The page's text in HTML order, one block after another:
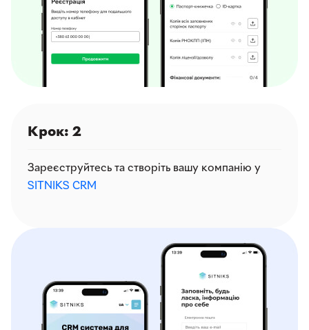
Крок: 2
Зареєструйтесь та створіть вашу компанію у
SITNIKS CRM